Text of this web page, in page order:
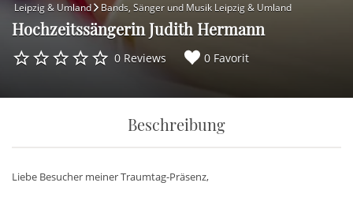
Leipzig & Umland Bands, Sänger und Musik Leipzig & Umland
Hochzeitssängerin Judith Hermann
0 Reviews 0 Favorit
Beschreibung
Liebe Besucher meiner Traumtag-Präsenz,